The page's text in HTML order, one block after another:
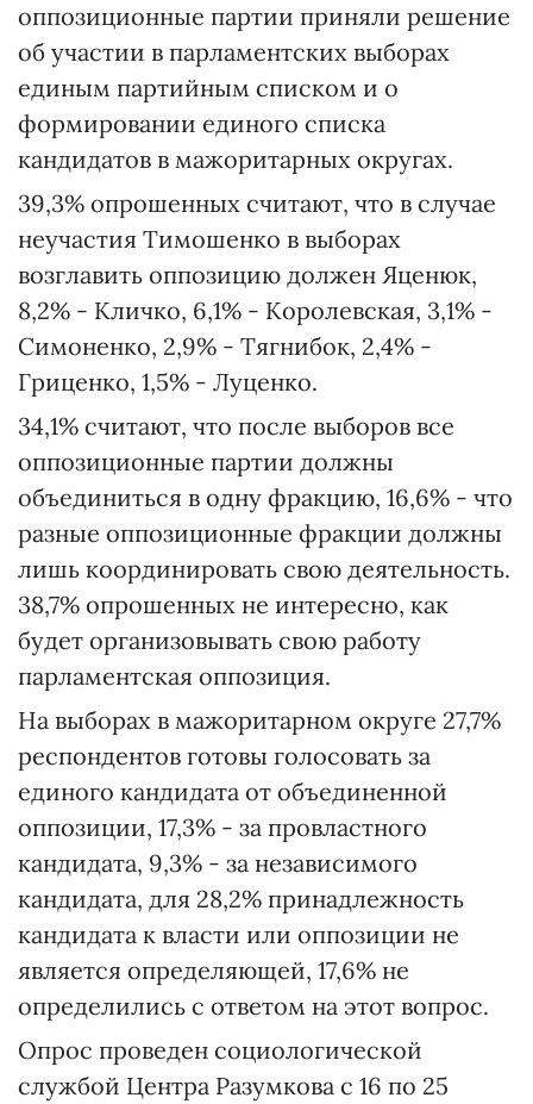
оппозиционные партии приняли решение
об участии в парламентских выборах
единым партийным списком и о
формировании единого списка
кандидатов в мажоритарных округах.
39,3% опрошенных считают, что в случае
неучастия Тимошенко в выборах
возглавить оппозицию должен Яценюк,
8,2% - Кличко, 6,1% - Королевская, 3,1% -
Симоненко, 2,9% - Тягнибок, 2,4% -
Гриценко, 1,5% - Луценко.
34,1% считают, что после выборов все
оппозиционные партии должны
объединиться в одну фракцию, 16,6% - что
разные оппозиционные фракции должны
лишь координировать свою деятельность.
38,7% опрошенных не интересно, как
будет организовывать свою работу
парламентская оппозиция.
На выборах в мажоритарном округе 27,7%
респондентов готовы голосовать за
единого кандидата от объединенной
оппозиции, 17,3% - за провластного
кандидата, 9,3% - за независимого
кандидата, для 28,2% принадлежность
кандидата к власти или оппозиции не
является определяющей, 17,6% не
определились с ответом на этот вопрос.
Опрос проведен социологической
службой Центра Разумкова с 16 по 25